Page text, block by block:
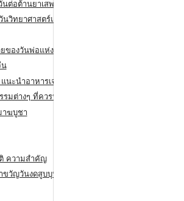
ต่อต้านยาเสพติดสากล
วิทยาศาสตร์แห่งชาติ
องวันพ่อแห่งชาติ
น
นะนำอาหารเจ
มต่างๆ ที่ควรปฏิบัติ
าฆบูชา
ความสำคัญ
วัญวันงดสูบบุหรี่โลก